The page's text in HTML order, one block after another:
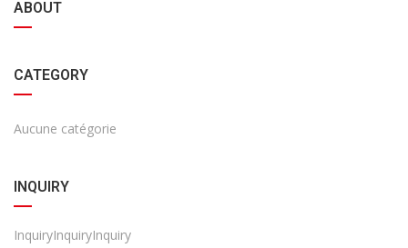
ABOUT
CATEGORY
Aucune catégorie
INQUIRY
InquiryInquiryInquiry